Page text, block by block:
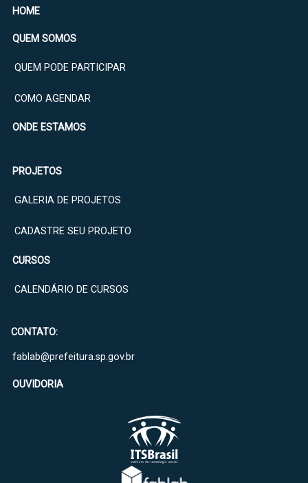
HOME
QUEM SOMOS
QUEM PODE PARTICIPAR
COMO AGENDAR
ONDE ESTAMOS
PROJETOS
GALERIA DE PROJETOS
CADASTRE SEU PROJETO
CURSOS
CALENDÁRIO DE CURSOS
CONTATO:
fablab@prefeitura.sp.gov.br
OUVIDORIA